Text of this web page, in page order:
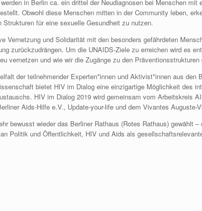
in Berlin ca. ein drittel der Neudiagnosen bei Menschen
Obwohl diese Menschen mitten in der Community leben,
Strukturen für eine sexuelle Gesundheit zu nutzen.
Vernetzung und Solidarität mit den besonders gefährdeten
zurückzudrängen. Um die UNAIDS-Ziele zu erreichen wird es
vernetzen und wie wir die Zugänge zu den Präventionsstrukturen
der teilnehmender Experten*innen und Aktivist*innen aus
bietet HIV im Dialog eine einzigartige Möglichkeit des
HIV im Dialog 2019 wird gemeinsam vom Arbeitskreis
Aids-Hilfe e.V., Update-your-life und dem Vivantes Auguste-
bewusst wieder das Berliner Rathaus (Rotes Rathaus) gewählt
Politik und Öffentlichkeit, HIV und Aids als